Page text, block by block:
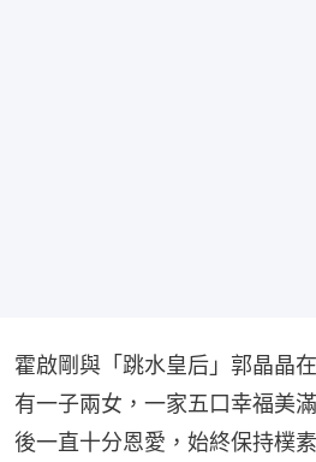
霍啟剛與「跳水皇后」郭晶晶
有一子兩女，一家五口幸福美
後一直十分恩愛，始終保持樸